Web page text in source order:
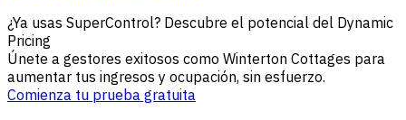
¿Ya usas SuperControl? Descubre el potencial del Dynamic
Pricing
Únete a gestores exitosos como Winterton Cottages para
aumentar tus ingresos y ocupación, sin esfuerzo.
Comienza tu prueba gratuita